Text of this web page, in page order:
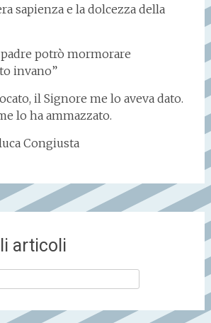
sapienza e la dolcezza della
potrò mormorare
invano”
il Signore me lo aveva dato.
lo ha ammazzato.
Congiusta
articoli